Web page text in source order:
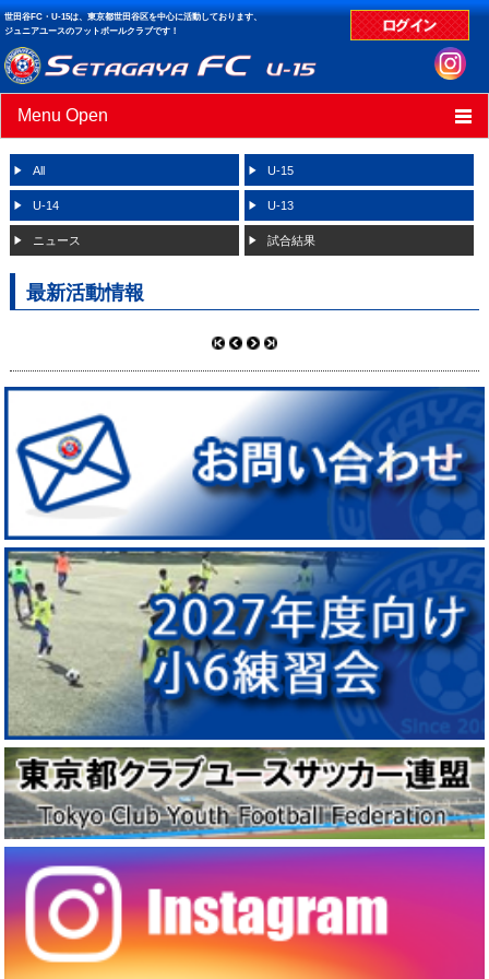
世田谷FC・U-15は、東京都世田谷区を中心に活動しております、
ジュニアユースのフットボールクラブです！
Menu Open
スケジュール
クラブデータ
All U-15
U-14 U-13
ニュース 試合結果
最新活動情報